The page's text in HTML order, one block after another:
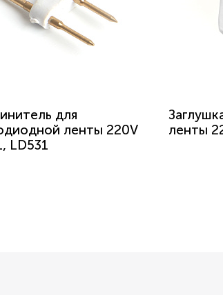
для
ленты 220V
LD531
ленты